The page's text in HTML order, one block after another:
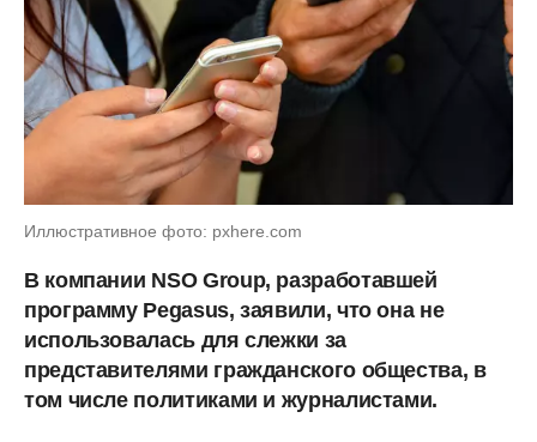
Иллюстративное фото: pxhere.com
В компании NSO Group, разработавшей
программу Pegasus, заявили, что она не
использовалась для слежки за
представителями гражданского общества, в
том числе политиками и журналистами.